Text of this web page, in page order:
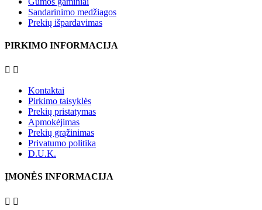
Sandarinimo medžiagos
Prekių išpardavimas
PIRKIMO INFORMACIJA
 
Kontaktai
Pirkimo taisyklės
Prekių pristatymas
Apmokėjimas
Prekių grąžinimas
Privatumo politika
D.U.K.
ĮMONĖS INFORMACIJA
 